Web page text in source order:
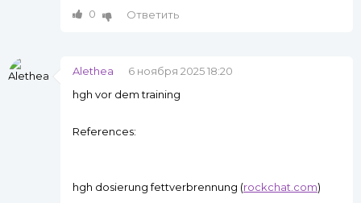
0
Ответить
Alethea
6 ноября 2025 18:20
hgh vor dem training
References:
hgh dosierung fettverbrennung (rockchat.com)